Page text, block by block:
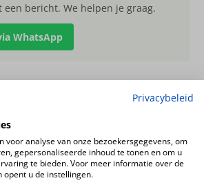
een bericht. We helpen je graag.
WhatsApp
hanger 60cm groen
Privacybeleid
voor analyse van onze bezoekersgegevens, om
gepersonaliseerde inhoud te tonen en om u
te bieden. Voor meer informatie over de
opent u de instellingen.